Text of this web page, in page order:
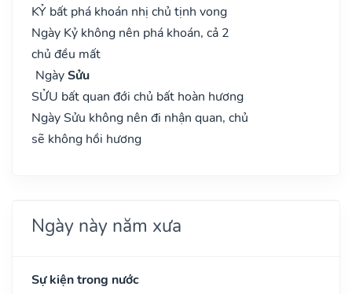
KỶ bất phá khoán nhị chủ tịnh vong
Ngày Kỷ không nên phá khoán, cả 2
chủ đều mất
NgàySửu
SỬU bất quan đới chủ bất hoàn hương
Ngày Sửu không nên đi nhận quan, chủ
sẽ không hồi hương
Ngày này năm xưa
Sự kiện trong nước